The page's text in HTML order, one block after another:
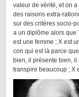
valeur de vérité, et on
des raisons extra-
sur des critères socio-
a un diplôme alors que
est une femme ; X est
con qui est là parce
bien, il présente bien,
transpire beaucoup ; X